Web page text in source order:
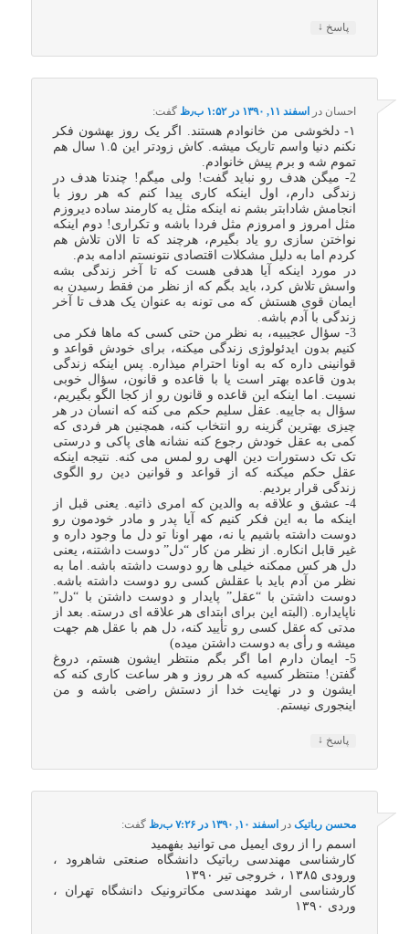
پاسخ ↓
احسان در اسفند ۱۱, ۱۳۹۰ در ۱:۵۲ ب٫ظ گفت:
۱- دلخوشی من خانوادم هستند. اگر یک روز بهشون فکر
نکنم دنیا واسم تاریک میشه. کاش زودتر این ۱.۵ سال هم
تموم شه و برم پیش خانوادم.
2- میگن هدف رو نباید گفت! ولی میگم! چندتا هدف در
زندگی دارم، اول اینکه کاری پیدا کنم که هر روز با
انجامش شادابتر بشم نه اینکه مثل یه کارمند ساده دیروزم
مثل امروز و امروزم مثل فردا باشه و تکراری! دوم اینکه
نواختن سازی رو یاد بگیرم، هرچند که تا الان تلاش هم
کردم اما به دلیل مشکلات اقتصادی نتونستم ادامه بدم.
در مورد اینکه آیا هدفی هست که تا آخر زندگی بشه
واسش تلاش کرد، باید بگم که از نظر من فقط رسیدن به
ایمان قوی هستش که می تونه به عنوان یک هدف تا آخر
زندگی با آدم باشه.
3- سؤال عجیبیه، به نظر من حتی کسی که ماها فکر می
کنیم بدون ایدئولوژی زندگی میکنه، برای خودش قواعد و
قوانینی داره که به اونا احترام میذاره. پس اینکه زندگی
بدون قاعده بهتر است یا با قاعده و قانون، سؤال خوبی
نسیت. اما اینکه این قاعده و قانون رو از کجا الگو بگیریم،
سؤال به جاییه. عقل سلیم حکم می کنه که انسان در هر
چیزی بهترین گزینه رو انتخاب کنه، همچنین هر فردی که
کمی به عقل خودش رجوع کنه نشانه های پاکی و درستی
تک تک دستورات دین الهی رو لمس می کنه. نتیجه اینکه
عقل حکم میکنه که از قواعد و قوانین دین رو الگوی
زندگی قرار بردیم.
4- عشق و علاقه به والدین که امری ذاتیه. یعنی قبل از
اینکه ما به این فکر کنیم که آیا پدر و مادر خودمون رو
دوست داشته باشیم یا نه، مهر اونا تو دل ما وجود داره و
غیر قابل انکاره. از نظر من کار “دل” دوست داشتنه، یعنی
دل هر کس ممکنه خیلی ها رو دوست داشته باشه. اما به
نظر من آدم باید با عقلش کسی رو دوست داشته باشه.
دوست داشتن با “عقل” پایدار و دوست داشتن با “دل”
ناپایداره. (البته این برای ابتدای هر علاقه ای درسته. بعد از
مدتی که عقل کسی رو تأیید کنه، دل هم با عقل هم جهت
میشه و رأی به دوست داشتن میده)
5- ایمان دارم اما اگر بگم منتظر ایشون هستم، دروغ
گفتن! منتظر کسیه که هر روز و هر ساعت کاری کنه که
ایشون و در نهایت خدا از دستش راضی باشه و من
اینجوری نیستم.
پاسخ ↓
محسن رباتیکدر اسفند ۱۰, ۱۳۹۰ در ۷:۲۶ ب٫ظ گفت:
اسمم را از روی ایمیل می توانید بفهمید
کارشناسی مهندسی رباتیک دانشگاه صنعتی شاهرود ،
ورودی ۱۳۸۵ ، خروجی تیر ۱۳۹۰
کارشناسی ارشد مهندسی مکاترونیک دانشگاه تهران ،
وردی ۱۳۹۰